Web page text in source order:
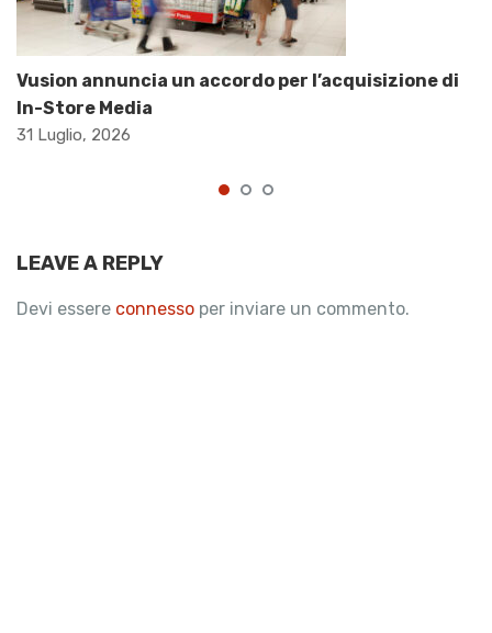
Vusion annuncia un accordo per l’acquisizione di
In-Store Media
31 Luglio, 2026
LEAVE A REPLY
Devi essere connesso per inviare un commento.